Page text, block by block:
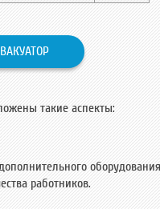
такие аспекты:
оборудования
работников.